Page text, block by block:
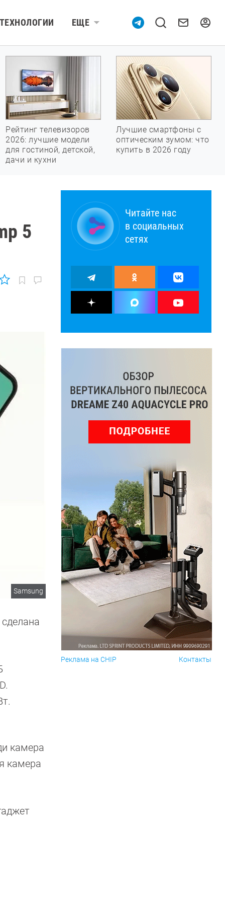
ТЕХНОЛОГИИ ЕЩЕ
Рейтинг телевизоров
2026: лучшие модели
для гостиной, детской,
дачи и кухни
Лучшие смартфоны с
оптическим зумом: что
купить в 2026 году
5
Samsung
камера
камера
Читайте нас
в социальных
сетях
Реклама на CHIP Контакты